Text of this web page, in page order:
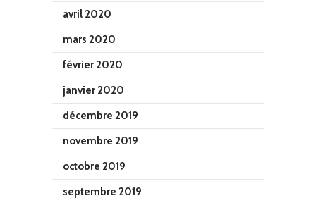
avril 2020
mars 2020
février 2020
janvier 2020
décembre 2019
novembre 2019
octobre 2019
septembre 2019